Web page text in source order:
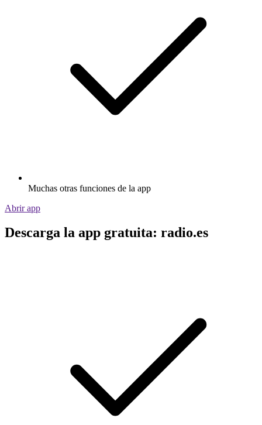
Muchas otras funciones de la app
Abrir app
Descarga la app gratuita: radio.es